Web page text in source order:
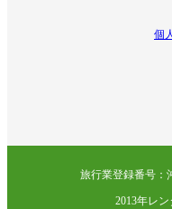
個
旅行業登録番号：
2013年レ